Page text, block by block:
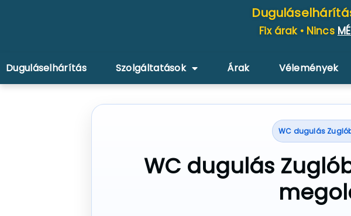
Fix árak • Nincs
Duguláselhárítás Szolgáltatások Árak Vélemények
WC dugulás
WC dugulás